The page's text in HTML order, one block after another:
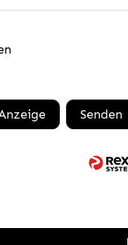
Senden